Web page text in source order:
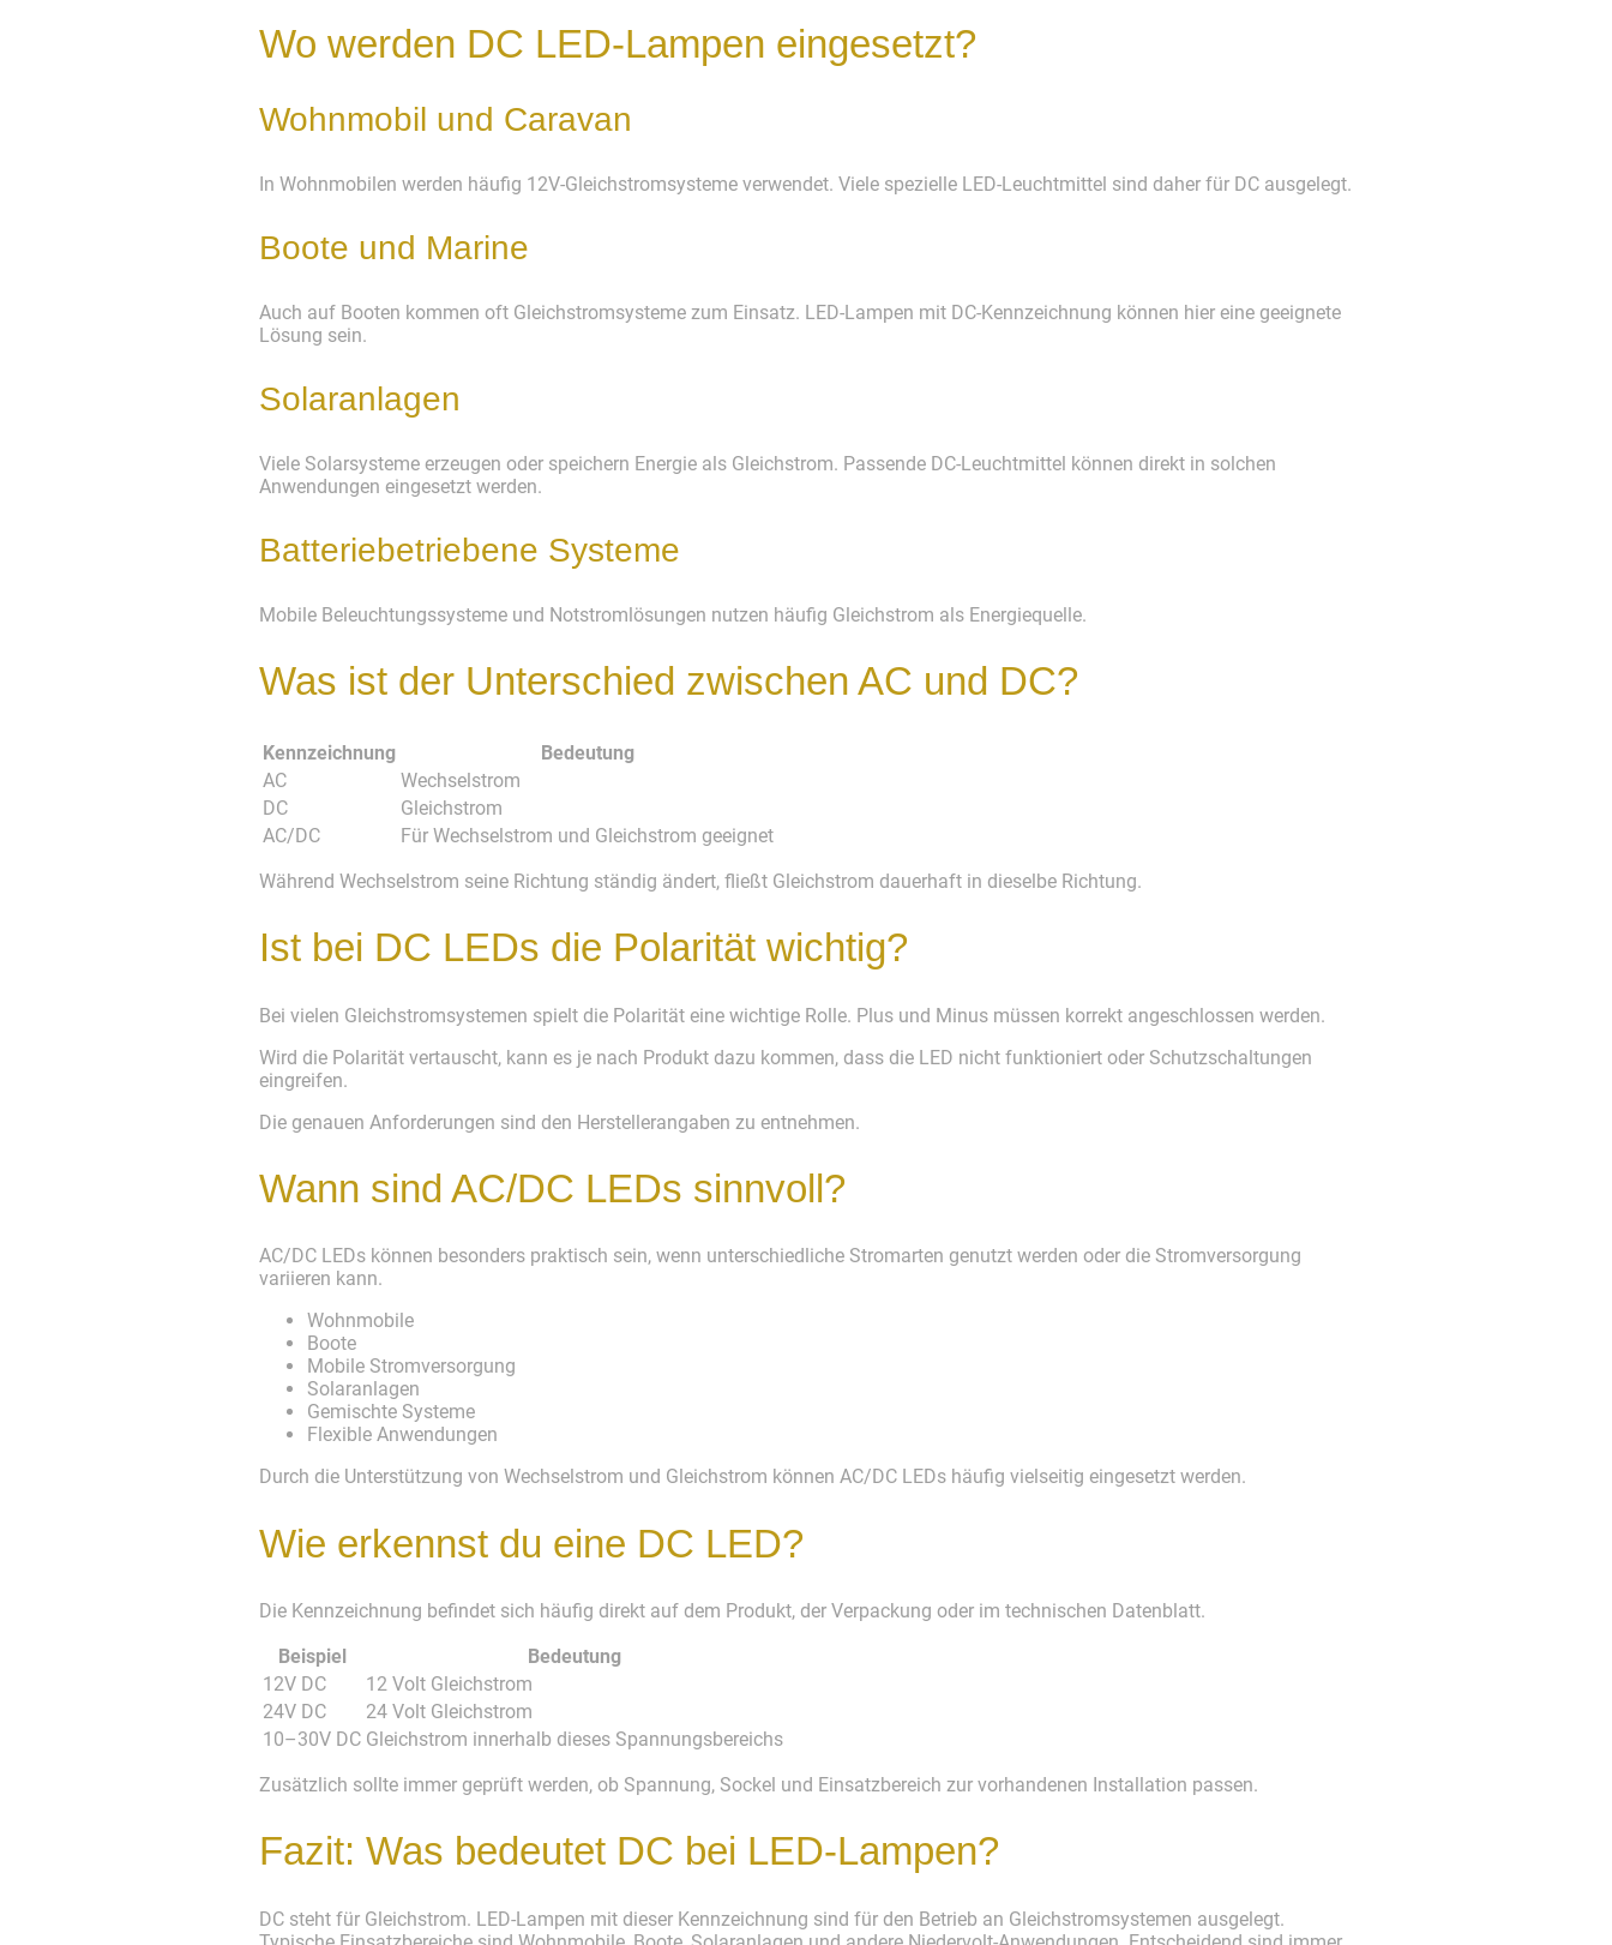
Wo werden DC LED-Lampen eingesetzt?
Wohnmobil und Caravan
In Wohnmobilen werden häufig 12V-Gleichstromsysteme verwendet. Viele spezielle LED-Leuchtmittel sind daher für DC ausgelegt.
Boote und Marine
Auch auf Booten kommen oft Gleichstromsysteme zum Einsatz. LED-Lampen mit DC-Kennzeichnung können hier eine geeignete
Lösung sein.
Solaranlagen
Viele Solarsysteme erzeugen oder speichern Energie als Gleichstrom. Passende DC-Leuchtmittel können direkt in solchen
Anwendungen eingesetzt werden.
Batteriebetriebene Systeme
Mobile Beleuchtungssysteme und Notstromlösungen nutzen häufig Gleichstrom als Energiequelle.
Was ist der Unterschied zwischen AC und DC?
Kennzeichnung
Bedeutung
AC
Wechselstrom
DC
Gleichstrom
AC/DC
Für Wechselstrom und Gleichstrom geeignet
Während Wechselstrom seine Richtung ständig ändert, fließt Gleichstrom dauerhaft in dieselbe Richtung.
Ist bei DC LEDs die Polarität wichtig?
Bei vielen Gleichstromsystemen spielt die Polarität eine wichtige Rolle. Plus und Minus müssen korrekt angeschlossen werden.
Wird die Polarität vertauscht, kann es je nach Produkt dazu kommen, dass die LED nicht funktioniert oder Schutzschaltungen
eingreifen.
Die genauen Anforderungen sind den Herstellerangaben zu entnehmen.
Wann sind AC/DC LEDs sinnvoll?
AC/DC LEDs können besonders praktisch sein, wenn unterschiedliche Stromarten genutzt werden oder die Stromversorgung
variieren kann.
Wohnmobile
Boote
Mobile Stromversorgung
Solaranlagen
Gemischte Systeme
Flexible Anwendungen
Durch die Unterstützung von Wechselstrom und Gleichstrom können AC/DC LEDs häufig vielseitig eingesetzt werden.
Wie erkennst du eine DC LED?
Die Kennzeichnung befindet sich häufig direkt auf dem Produkt, der Verpackung oder im technischen Datenblatt.
Beispiel
Bedeutung
12V DC
12 Volt Gleichstrom
24V DC
24 Volt Gleichstrom
10–30V DC Gleichstrom innerhalb dieses Spannungsbereichs
Zusätzlich sollte immer geprüft werden, ob Spannung, Sockel und Einsatzbereich zur vorhandenen Installation passen.
Fazit: Was bedeutet DC bei LED-Lampen?
DC steht für Gleichstrom. LED-Lampen mit dieser Kennzeichnung sind für den Betrieb an Gleichstromsystemen ausgelegt.